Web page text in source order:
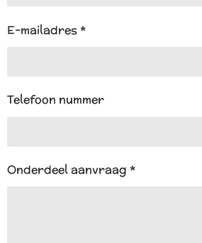
E-mailadres *
Telefoon nummer
Onderdeel aanvraag *